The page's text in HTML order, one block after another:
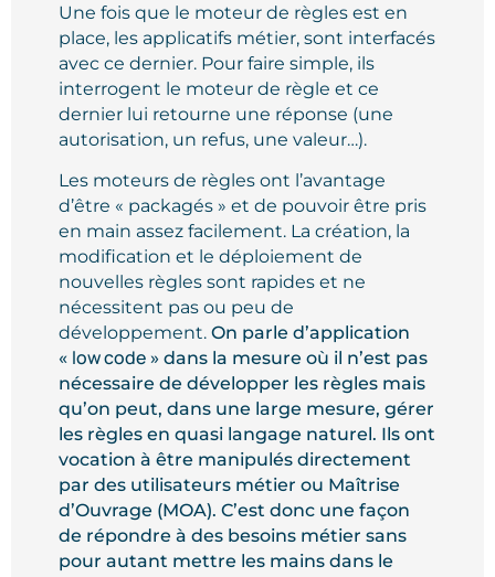
Une fois que le moteur de règles est en
place, les applicatifs métier, sont interfacés
avec ce dernier. Pour faire simple, ils
interrogent le moteur de règle et ce
dernier lui retourne une réponse (une
autorisation, un refus, une valeur…).
Les moteurs de règles ont l’avantage
d’être « packagés » et de pouvoir être pris
en main assez facilement. La création, la
modification et le déploiement de
nouvelles règles sont rapides et ne
nécessitent pas ou peu de
développement. On parle d’application
« low code» dans la mesure où il n’est pas
nécessaire de développer les règles mais
qu’on peut, dans une large mesure, gérer
les règles en quasi langage naturel. Ils ont
vocation à être manipulés directement
par des utilisateurs métier ou Maîtrise
d’Ouvrage (MOA). C’est donc une façon
de répondre à des besoins métier sans
pour autant mettre les mains dans le